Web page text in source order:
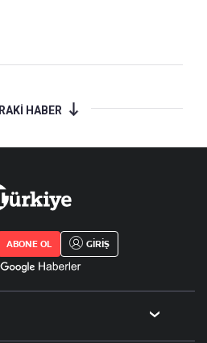
HABER
ABONE OL GİRİŞ